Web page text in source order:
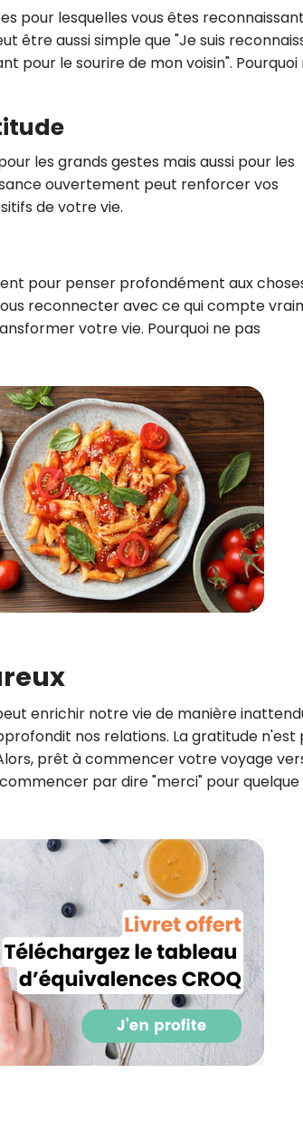
pour lesquelles vous êtes
être aussi simple que "Je suis
pour le sourire de mon voisin". Pourquoi
les grands gestes mais aussi pour les
ouvertement peut renforcer vos
de votre vie.
pour penser profondément aux
reconnecter avec ce qui compte
votre vie. Pourquoi ne pas
enrichir notre vie de manière
nos relations. La gratitude n'est
prêt à commencer votre voyage
par dire "merci" pour quelque